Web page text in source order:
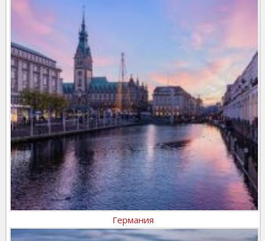
Германия